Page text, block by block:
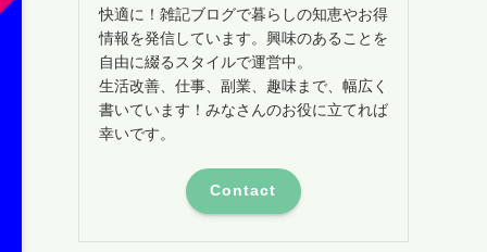
快適に！雑記ブログで暮らしの知恵やお得
情報を発信しています。興味のあることを
自由に綴るスタイルで運営中。
生活改善、仕事、副業、趣味まで、幅広く
書いています！みなさんのお役に立てれば
幸いです。
Contact